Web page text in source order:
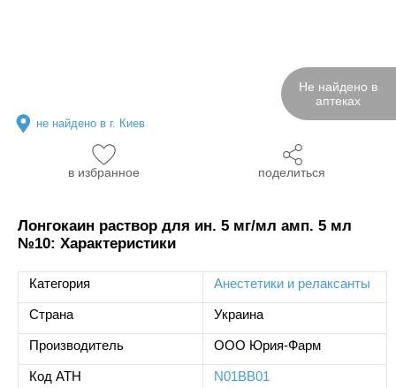
Не найдено в
аптеках
не найдено в г. Киев
в избранное поделиться
Лонгокаин раствор для ин. 5 мг/мл амп. 5 мл
№10: Характеристики
Категория Анестетики и релаксанты
Страна Украина
Производитель ООО Юрия-Фарм
Код ATH N01BB01